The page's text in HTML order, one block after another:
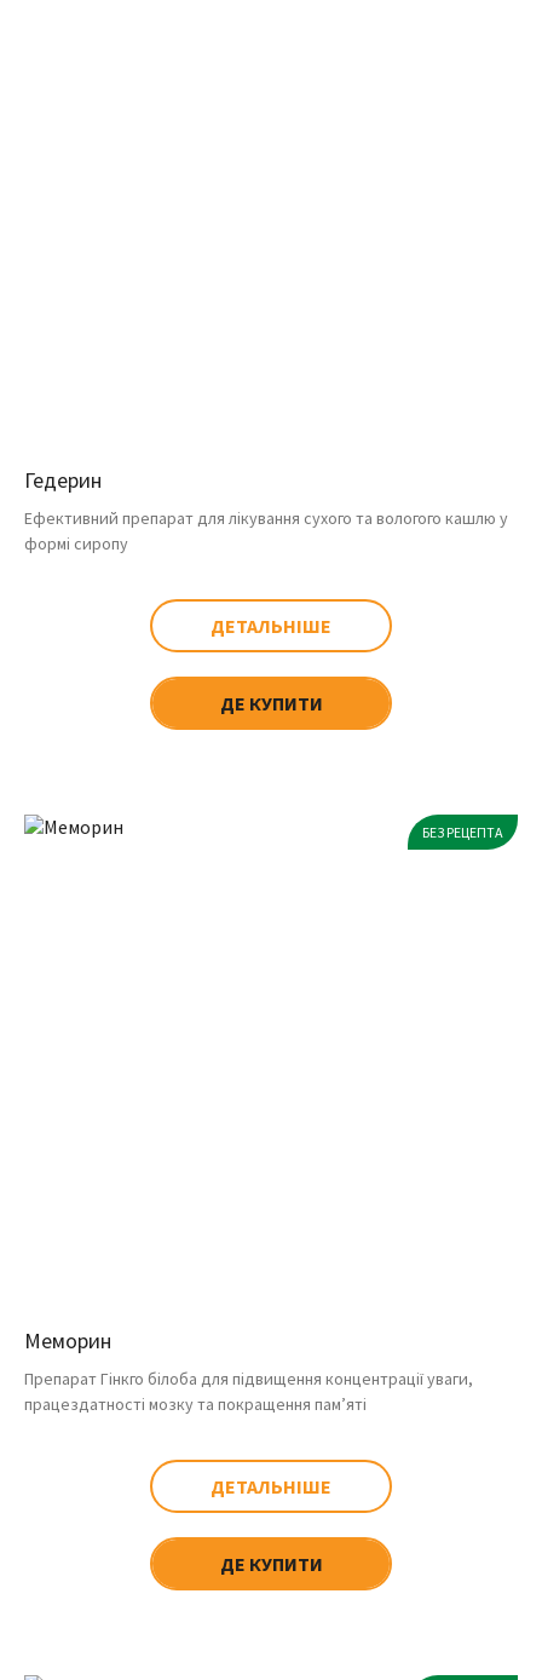
Гедерин
Ефективний препарат для лікування сухого та вологого кашлю у
формі сиропу
ДЕТАЛЬНІШЕ
ДЕ КУПИТИ
БЕЗ РЕЦЕПТА
Меморин
Препарат Гінкго білоба для підвищення концентрації уваги,
працездатності мозку та покращення пам’яті
ДЕТАЛЬНІШЕ
ДЕ КУПИТИ